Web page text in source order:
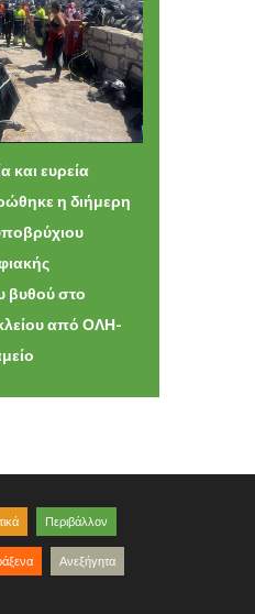
11:13
και ευρεία
η διήμερη
βυθού στο
από ΟΛΗ-
Περιβάλλον
Ανεξήγητα